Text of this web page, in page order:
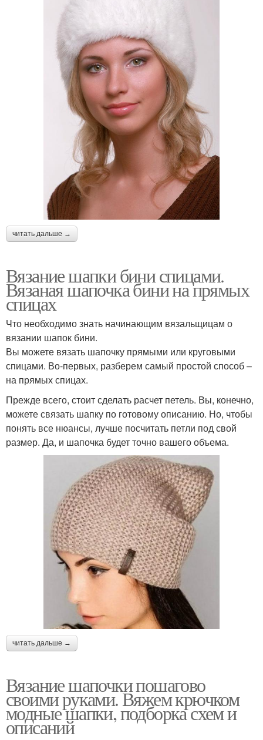
читать дальше →
Вязание шапки бини спицами.
Вязаная шапочка бини на прямых
спицах
Что необходимо знать начинающим вязальщицам о
вязании шапок бини.
Вы можете вязать шапочку прямыми или круговыми
спицами. Во-первых, разберем самый простой способ –
на прямых спицах.
Прежде всего, стоит сделать расчет петель. Вы, конечно,
можете связать шапку по готовому описанию. Но, чтобы
понять все нюансы, лучше посчитать петли под свой
размер. Да, и шапочка будет точно вашего объема.
читать дальше →
Вязание шапочки пошагово
своими руками. Вяжем крючком
модные шапки, подборка схем и
описаний